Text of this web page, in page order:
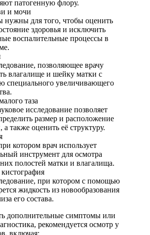
патогенную флору.
и мочи
нужны для того, чтобы оценить
здоровья и исключить
воспалительные процессы в
позволяющее врачу
влагалище и шейку матки с
специального увеличивающего
таза
исследование позволяет
размер и расположение
а также оценить её структуру.
котором врач использует
инструмент для осмотра
полостей матки и влагалища.
при котором с помощью
жидкость из новообразования
его состава.
дополнительные симптомы или
рекомендуется осмотр у
включая: